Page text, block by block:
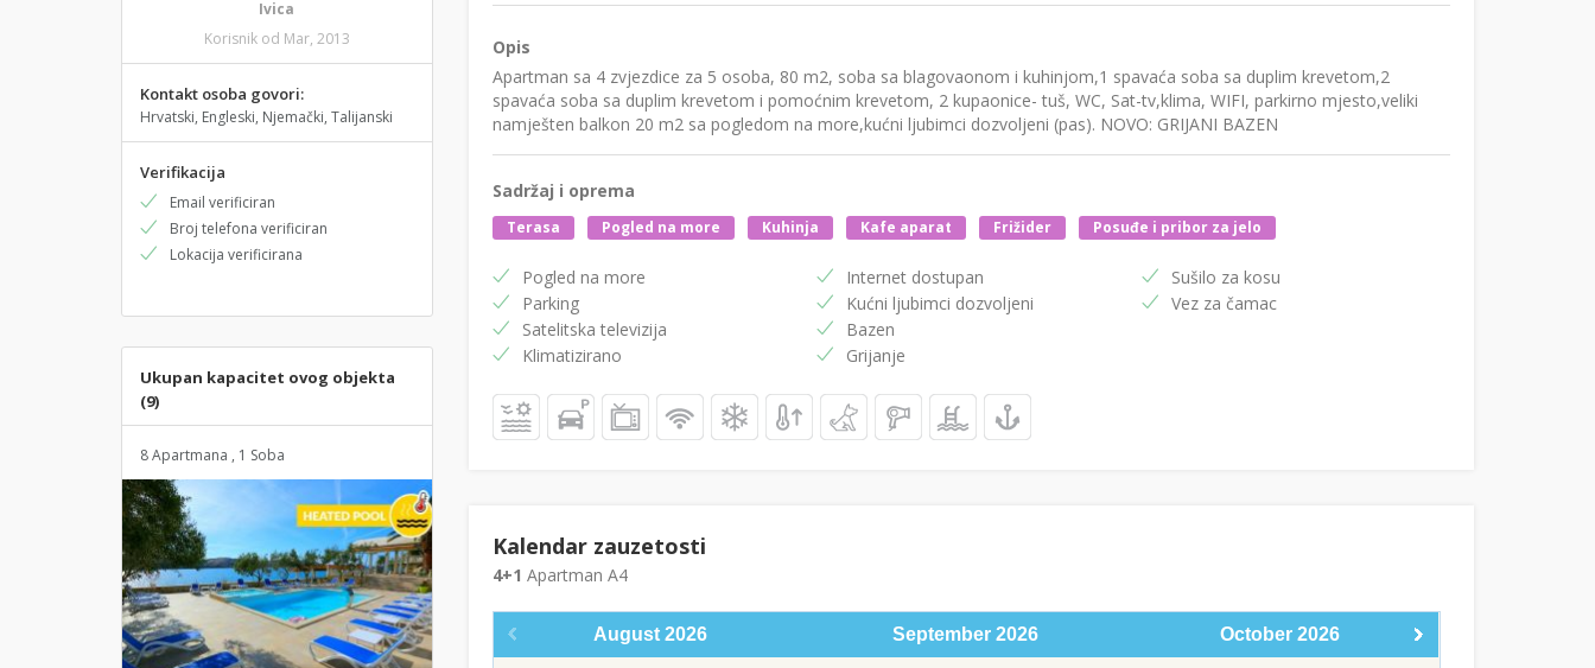
Ivica
Korisnik od Mar, 2013
Kontakt osoba govori:
Hrvatski, Engleski, Njemački, Talijanski
Verifikacija
Email verificiran
Broj telefona verificiran
Lokacija verificirana
Ukupan kapacitet ovog objekta
(9)
8 Apartmana , 1 Soba
Opis
Apartman sa 4 zvjezdice za 5 osoba, 80 m2, soba sa blagovaonom i kuhinjom,1 spavaća soba sa duplim krevetom,2
spavaća soba sa duplim krevetom i pomoćnim krevetom, 2 kupaonice- tuš, WC, Sat-tv,klima, WIFI, parkirno mjesto,veliki
namješten balkon 20 m2 sa pogledom na more,kućni ljubimci dozvoljeni (pas). NOVO: GRIJANI BAZEN
Sadržaj i oprema
Terasa Pogled na more Kuhinja Kafe aparat Frižider Posuđe i pribor za jelo
Pogled na more
Parking
Satelitska televizija
Klimatizirano
Internet dostupan
Kućni ljubimci dozvoljeni
Bazen
Grijanje
Sušilo za kosu
Vez za čamac
Kalendar zauzetosti
4+1 Apartman A4
August 2026 September 2026 October 2026